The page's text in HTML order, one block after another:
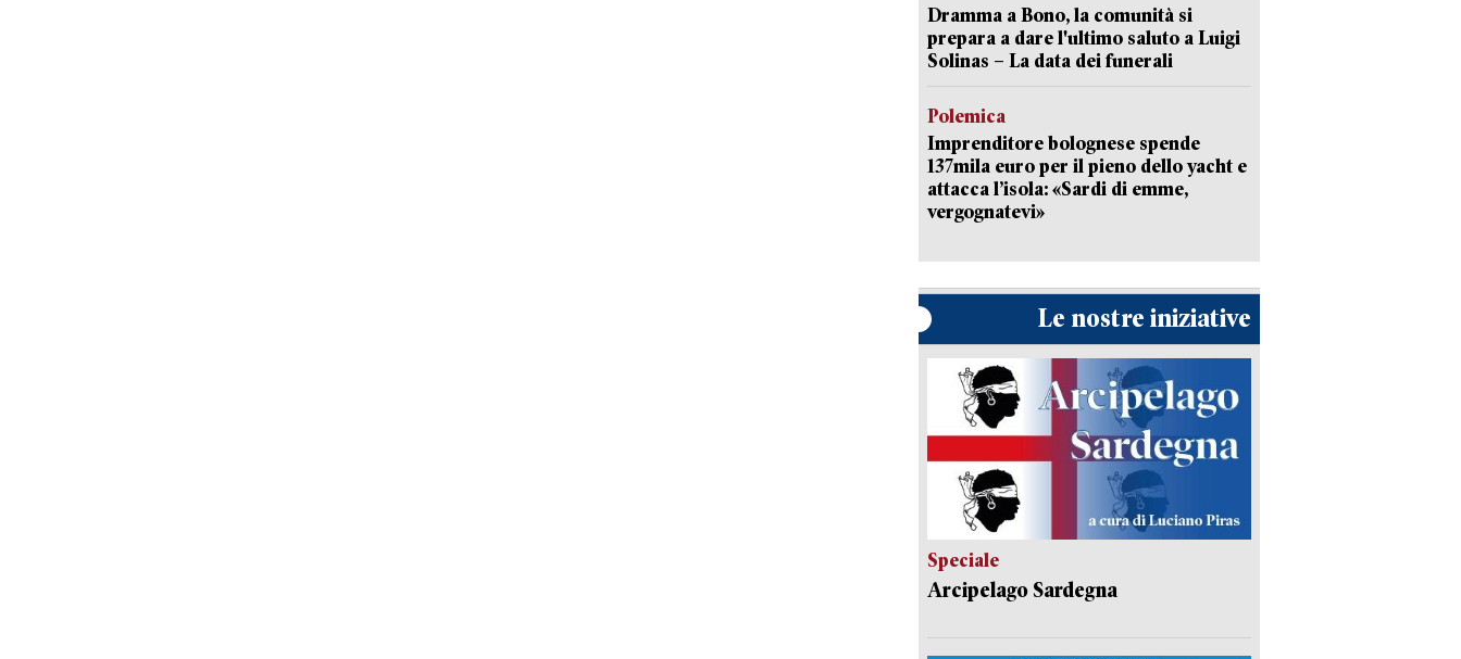
Dramma a Bono, la comunità si
prepara a dare l'ultimo saluto a Luigi
Solinas – La data dei funerali
Polemica
Imprenditore bolognese spende
137mila euro per il pieno dello yacht e
attacca l’isola: «Sardi di emme,
vergognatevi»
Le nostre iniziative
Speciale
Arcipelago Sardegna